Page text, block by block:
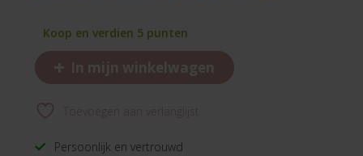
Koop en verdien 5 punten
+ In mijn winkelwagen
Persoonlijk en vertrouwd